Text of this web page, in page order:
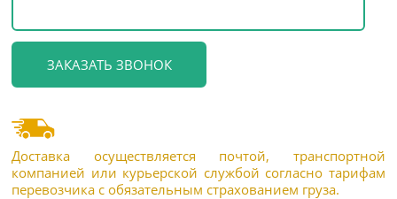
Доставка осуществляется почтой, транспортной
компанией или курьерской службой согласно тарифам
перевозчика с обязательным страхованием груза.